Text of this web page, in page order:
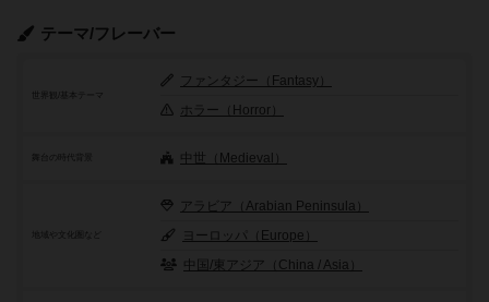
テーマ/フレーバー
世界観/基本テーマ
ファンタジー（Fantasy）
ホラー（Horror）
舞台の時代背景 中世（Medieval）
地域や文化圏など
アラビア（Arabian Peninsula）
ヨーロッパ（Europe）
中国/東アジア（China / Asia）